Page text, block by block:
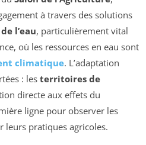
à travers des solutions
l’eau, particulièrement vital
où les ressources en eau sont
climatique. L’adaptation
: les territoires de
directe aux effets du
ligne pour observer les
leurs pratiques agricoles.